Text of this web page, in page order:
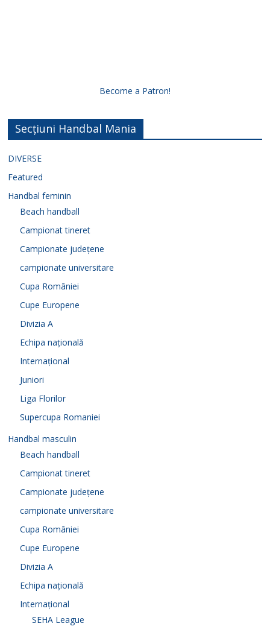
Become a Patron!
Secțiuni Handbal Mania
DIVERSE
Featured
Handbal feminin
Beach handball
Campionat tineret
Campionate județene
campionate universitare
Cupa României
Cupe Europene
Divizia A
Echipa națională
Internațional
Juniori
Liga Florilor
Supercupa Romaniei
Handbal masculin
Beach handball
Campionat tineret
Campionate județene
campionate universitare
Cupa României
Cupe Europene
Divizia A
Echipa națională
Internațional
SEHA League